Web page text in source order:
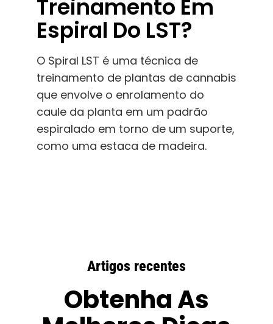
Treinamento Em
Espiral Do LST?
O Spiral LST é uma técnica de
treinamento de plantas de cannabis
que envolve o enrolamento do
caule da planta em um padrão
espiralado em torno de um suporte,
como uma estaca de madeira.
Artigos recentes
Obtenha As